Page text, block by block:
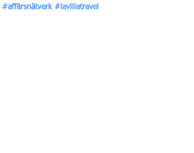
#affärsnätverk #lavillatravel